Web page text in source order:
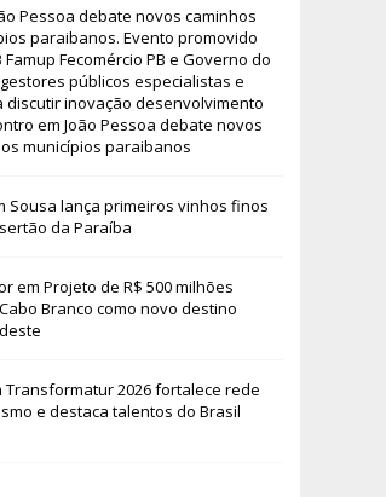
Pessoa debate novos caminhos
paraibanos. Evento promovido
Fecomércio PB e Governo do
públicos especialistas e
discutir inovação desenvolvimento
em João Pessoa debate novos
municípios paraibanos
Sousa lança primeiros vinhos finos
da Paraíba
em Projeto de R$ 500 milhões
Branco como novo destino
Transformatur 2026 fortalece rede
e destaca talentos do Brasil